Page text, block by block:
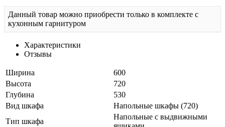
Данный товар можно приобрести только в комплекте с
кухонным гарнитуром
Характеристики
Отзывы
Ширина
600
Высота
720
Глубина
530
Вид шкафа
Напольные шкафы (720)
Тип шкафа
Напольные с выдвижными